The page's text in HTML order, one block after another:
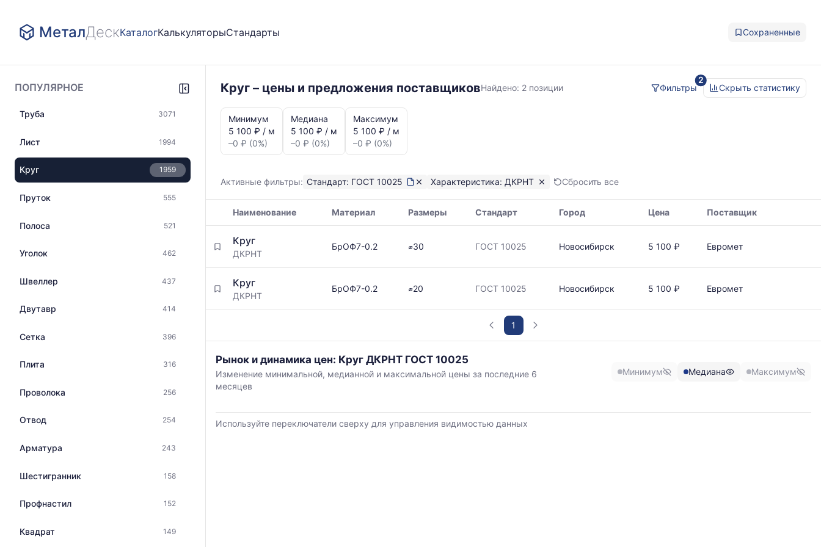
МеталДескКаталогКалькуляторыСтандарты Сохраненные
ПОПУЛЯРНОЕ
Труба 3071
Лист 1994
Круг 1959
Пруток 555
Полоса 521
Уголок 462
Швеллер 437
Двутавр 414
Сетка 396
Плита 316
Проволока 256
Отвод 254
Арматура 243
Шестигранник 158
Профнастил 152
Квадрат 149
Круг – цены и предложения поставщиковГОСТ
Найдено: 2 позиции
2
Фильтры
Скрыть статистику
динамика
цен:
Круг
ГОСТ
10025
Показаны
минимальная,
медианная
максимальная
цена
данным
прайс-
листов
месяц.
Статистика
рассчитывается
предложениям
Минимум
5 100 ₽ / м
–0 ₽ (0%)
Медиана
5 100 ₽ / м
–0 ₽ (0%)
Максимум
5 100 ₽ / м
–0 ₽ (0%)
Активные фильтры: Стандарт: ГОСТ 10025 Характеристика: ДКРНТ Сбросить все
цен
металлопрокат
указанием
поставщиков
запросу
Наименование Материал Размеры Стандарт Город Цена Поставщик
Круг
ДКРНТ
БрОФ7-0.2 ⌀30 ГОСТ 10025 Новосибирск 5 100 ₽ Евромет
Круг
ДКРНТ
БрОФ7-0.2 ⌀20 ГОСТ 10025 Новосибирск 5 100 ₽ Евромет
1
График
отражает
изменение
минимальной,
максимальной
Рынок и динамика цен: Круг ДКРНТ ГОСТ 10025
Изменение минимальной, медианной и максимальной цены за последние 6
месяцев
Минимум Медиана Максимум
Используйте переключатели сверху для управления видимостью данных